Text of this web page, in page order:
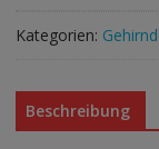
Menge
Kategorien:
Beschreibung